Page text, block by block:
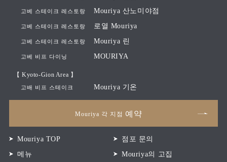
고베 스테이크 레스토랑 Mouriya 산노미야점
고베 스테이크 레스토랑 로열 Mouriya
고베 스테이크 레스토랑 Mouriya 린
고베 비프 다이닝 MOURIYA
【 Kyoto-Gion Area 】
고배 비프 스테이크 Mouriya 기온
Mouriya 각 지점 예약
Mouriya TOP
점포 문의
메뉴
Mouriya의 고집